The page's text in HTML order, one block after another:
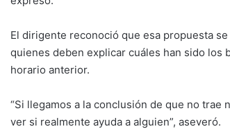
El dirigente reconoció que esa propuesta
quienes deben explicar cuáles han sido los
horario anterior.
“Si llegamos a la conclusión de que no
ver si realmente ayuda a alguien”, aseveró.